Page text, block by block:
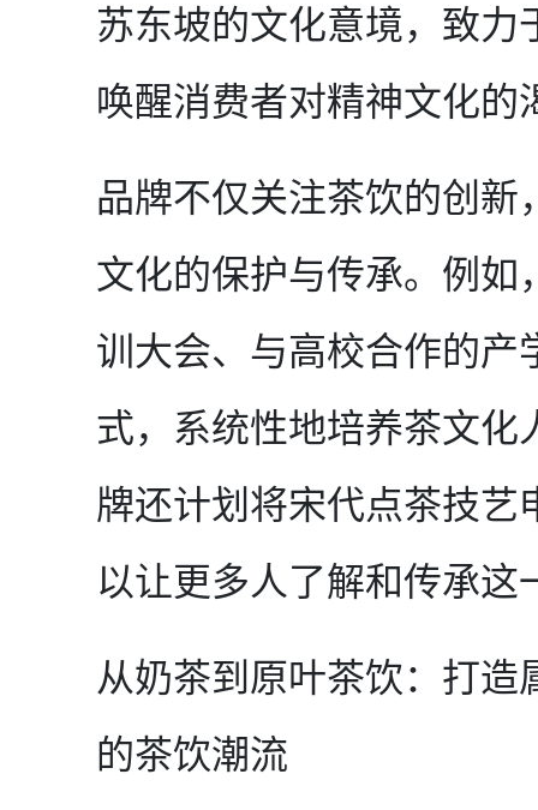
苏东坡的文化意境，致力
唤醒消费者对精神文化的
品牌不仅关注茶饮的创新
文化的保护与传承。例如
训大会、与高校合作的产
式，系统性地培养茶文化
牌还计划将宋代点茶技艺
以让更多人了解和传承这
从奶茶到原叶茶饮：打造
的茶饮潮流